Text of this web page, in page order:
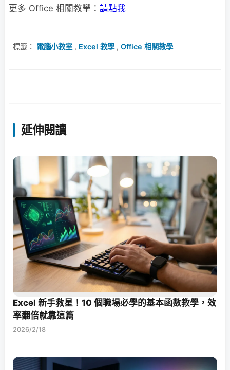
更多 Office 相關教學： 請點我
標籤： 電腦小教室 , Excel 教學, Office 相關教學
延伸閱讀
Excel 新手救星！10 個職場必學的基本函數教學，效
率翻倍就靠這篇
2026/2/18